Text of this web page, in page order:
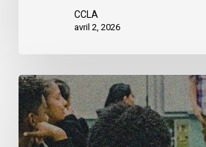
CCLA
avril 2, 2026
L’ACLC
s’interroge
sur
la